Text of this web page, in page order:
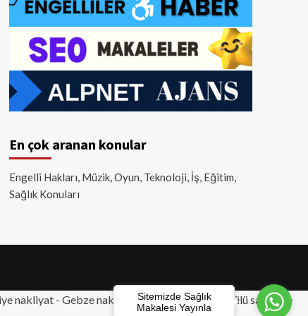
En çok aranan konular
Engelli Hakları, Müzik, Oyun, Teknoloji, İş, Eğitim,
Sağlık Konuları
nakliyat - Gebze nakliyat -Tuzla nakliyat - Akülü sandalye
Sitemizde Sağlık
Makalesi Yayınla